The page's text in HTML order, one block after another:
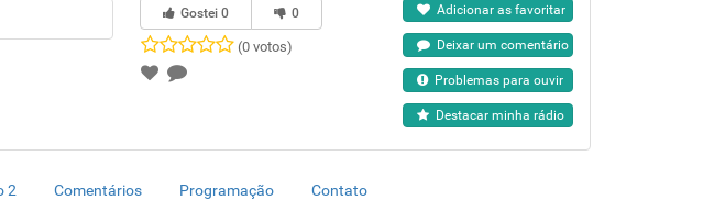
Gostei0 0
(0 votos)
Adicionar as favoritar
Deixar um comentário
Problemas para ouvir
Destacar minha rádio
2 Comentários Programação Contato